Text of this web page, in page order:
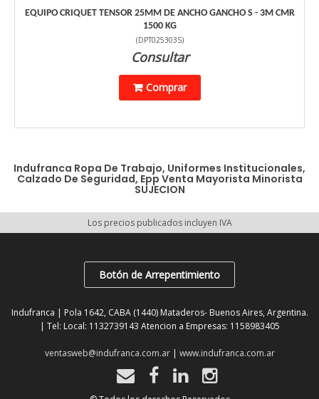
EQUIPO CRIQUET TENSOR 25MM DE ANCHO GANCHO S - 3M CMR
1500 KG
(DPT025303S)
Consultar
Comprar
Indufranca Ropa De Trabajo, Uniformes Institucionales,
Calzado De Seguridad, Epp Venta Mayorista Minorista
SUJECION
Los precios publicados incluyen IVA
Botón de Arrepentimiento
Indufranca | Pola 1642, CABA (1440) Mataderos- Buenos Aires, Argentina.
| Tel: Local: 1132739143 Atencion a Empresas: 1158983405
ventasweb@indufranca.com.ar| www.indufranca.com.ar